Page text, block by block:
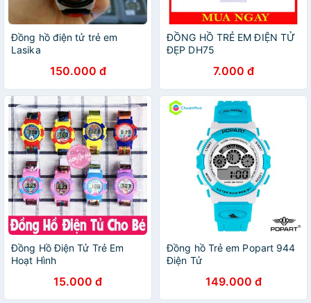
Đồng hồ điện tử trẻ em
Lasika
150.000 đ
ĐỒNG HỒ TRẺ EM ĐIỆN TỬ
ĐẸP DH75
7.000 đ
Đồng Hồ Điện Tử Trẻ Em
Hoạt Hình
15.000 đ
Đồng hồ Trẻ em Popart 944
Điện Tử
149.000 đ